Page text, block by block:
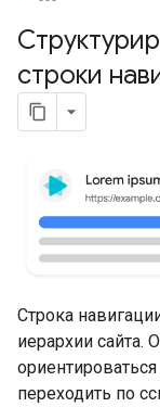
строки
Строка
иерархии сайта.
переходить по